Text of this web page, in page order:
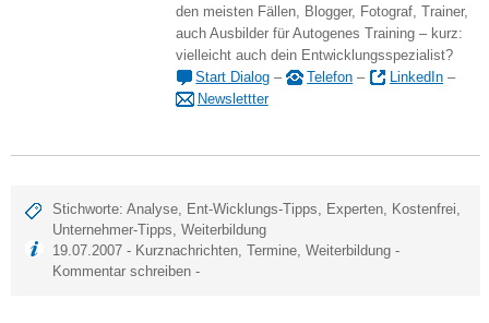
den meisten Fällen, Blogger, Fotograf, Trainer,
auch Ausbilder für Autogenes Training – kurz:
vielleicht auch dein Entwicklungsspezialist?
Start Dialog – Telefon – LinkedIn –
Newslettter
Stichworte:Analyse, Ent-Wicklungs-Tipps, Experten, Kostenfrei,
Unternehmer-Tipps,Weiterbildung
19.07.2007 - Kurznachrichten,Termine,Weiterbildung -
Kommentar schreiben -